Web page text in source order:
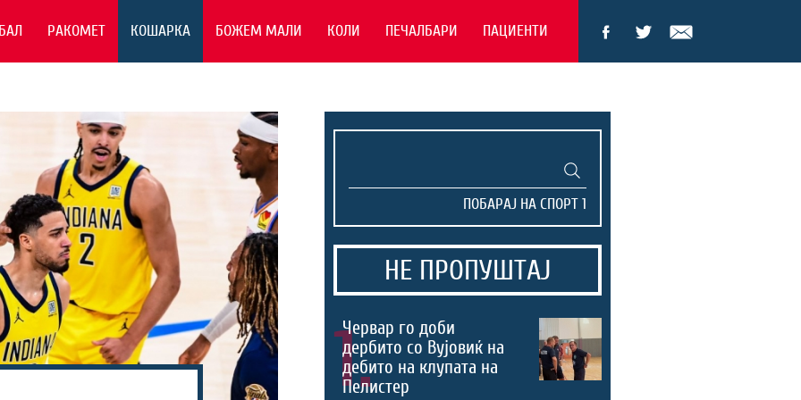
РАКОМЕТ КОШАРКА БОЖЕМ МАЛИ КОЛИ ПЕЧАЛБАРИ ПАЦИЕНТИ
НЕ ПРОПУШТАЈ
1.
Червар го доби
дербито со Вујовиќ на
дебито на клупата на
Пелистер